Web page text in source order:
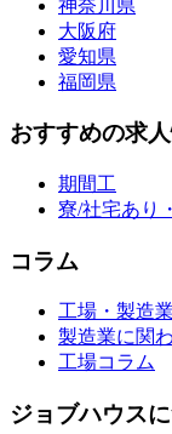
神奈川県
大阪府
愛知県
福岡県
おすすめの求
期間工
寮/社宅あり
コラム
工場・製造
製造業に関
工場コラム
ジョブハウス